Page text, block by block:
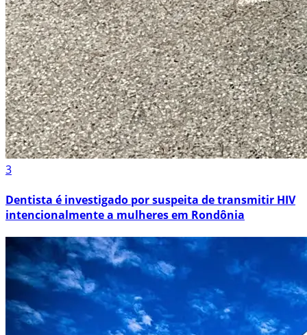
3
Dentista é investigado por suspeita de transmitir HIV
intencionalmente a mulheres em Rondônia